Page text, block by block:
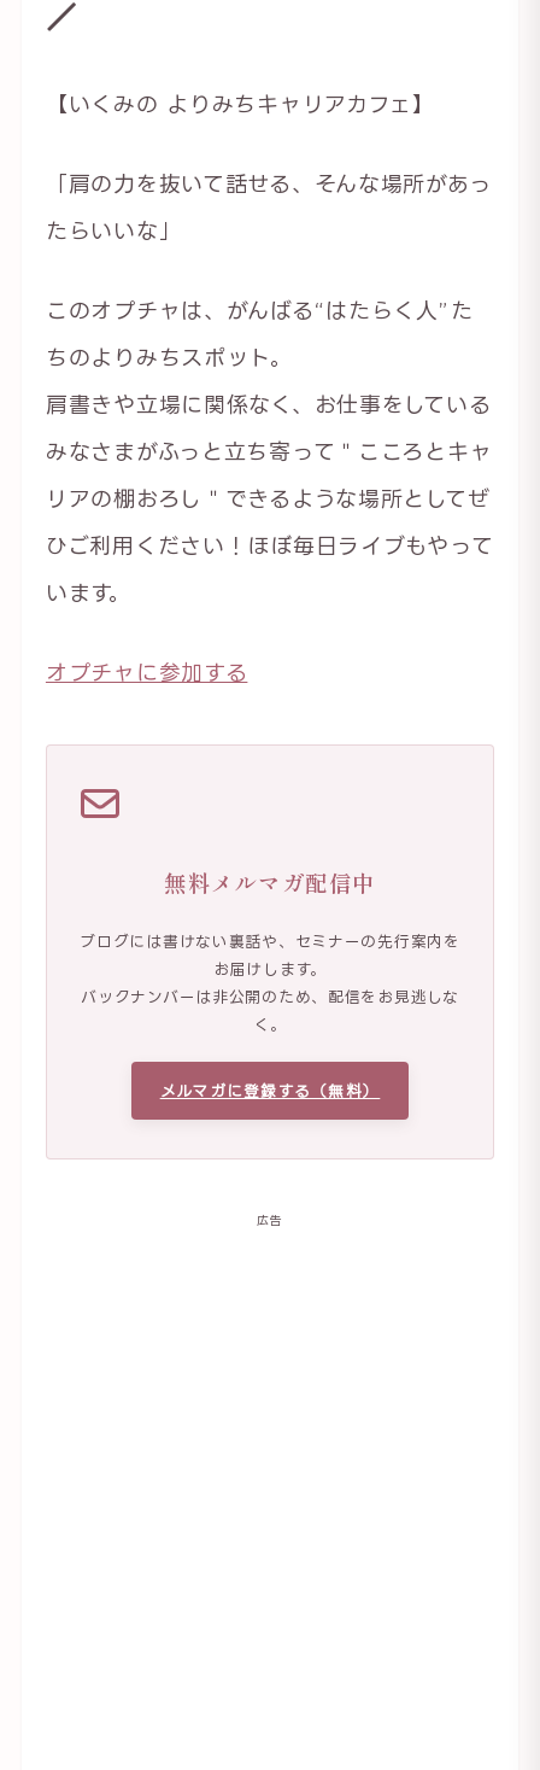
／
【いくみの よりみちキャリアカフェ】
「肩の力を抜いて話せる、そんな場所があっ
たらいいな」
このオプチャは、がんばる“はたらく人”た
ちのよりみちスポット。
肩書きや立場に関係なく、お仕事をしている
みなさまがふっと立ち寄って＂こころとキャ
リアの棚おろし＂できるような場所としてぜ
ひご利用ください！ほぼ毎日ライブもやって
います。
オプチャに参加する
無料メルマガ配信中
ブログには書けない裏話や、セミナーの先行案内を
お届けします。
バックナンバーは非公開のため、配信をお見逃しな
く。
メルマガに登録する（無料）
広告